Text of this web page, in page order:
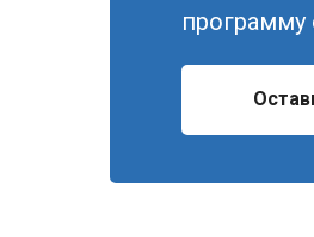
программу